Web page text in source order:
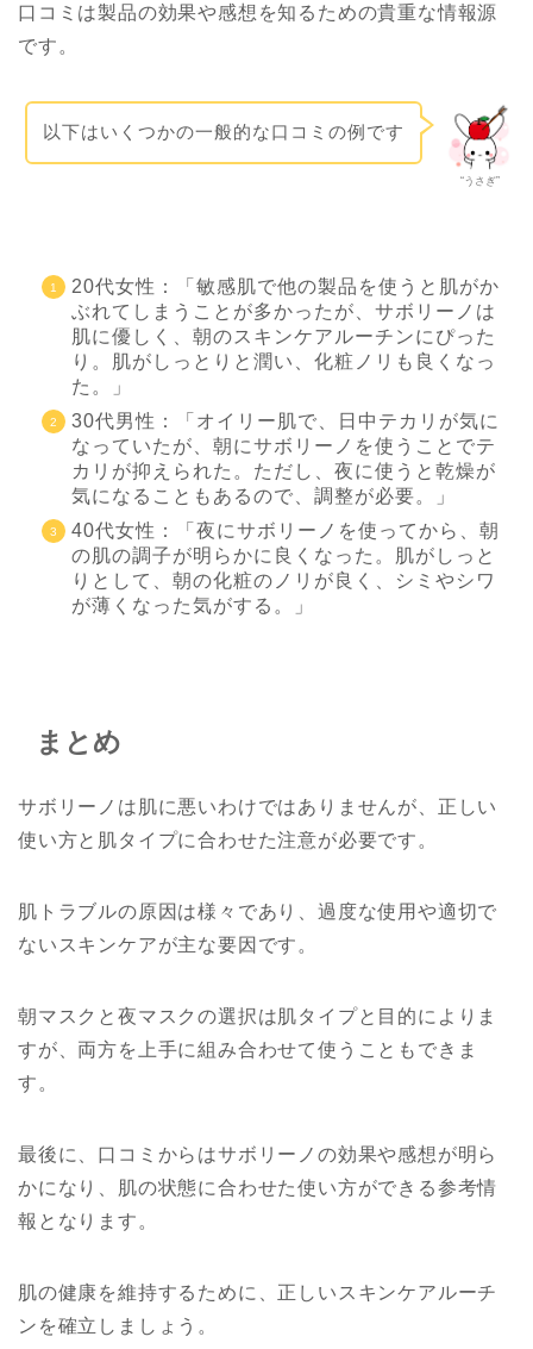
口コミは製品の効果や感想を知るための貴重な情報源
です。
“うさぎ”
以下はいくつかの一般的な口コミの例です
20代女性：「敏感肌で他の製品を使うと肌がか
ぶれてしまうことが多かったが、サボリーノは
肌に優しく、朝のスキンケアルーチンにぴった
り。肌がしっとりと潤い、化粧ノリも良くなっ
た。」
30代男性：「オイリー肌で、日中テカリが気に
なっていたが、朝にサボリーノを使うことでテ
カリが抑えられた。ただし、夜に使うと乾燥が
気になることもあるので、調整が必要。」
40代女性：「夜にサボリーノ を使ってから、朝
の肌の調子が明らかに良くなった。肌がしっと
りとして、朝の化粧のノリが良く、シミやシワ
が薄くなった気がする。」
まとめ
サボリーノ は肌に悪いわけではありませんが、正しい
使い方と肌タイプに合わせた注意が必要です。
肌トラブルの原因は様々であり、過度な使用や適切で
ないスキンケアが主な要因です。
朝マスクと夜マスクの選択は肌タイプと目的によりま
すが、両方を上手に組み合わせて使うこともできま
す。
最後に、口コミからはサボリーノ の効果や感想が明ら
かになり、肌の状態に合わせた使い方ができる参考情
報となります。
肌の健康を維持するために、正しいスキンケアルーチ
ンを確立しましょう。